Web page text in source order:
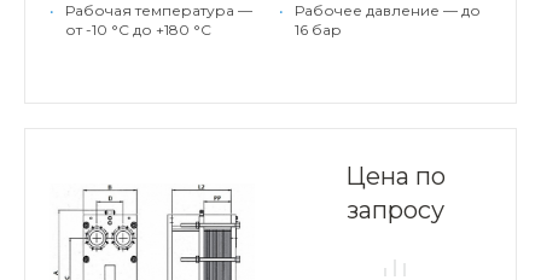
•
Рабочая температура —
от -10 °С до +180 °С
•
Рабочее давление — до
16 бар
Цена по
запросу